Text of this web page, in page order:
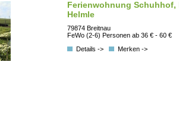
Ferienwohnung Schuhhof,
Helmle
79874 Breitnau
FeWo (2-6) Personen ab 36 € - 60 €
Details ->
Merken ->